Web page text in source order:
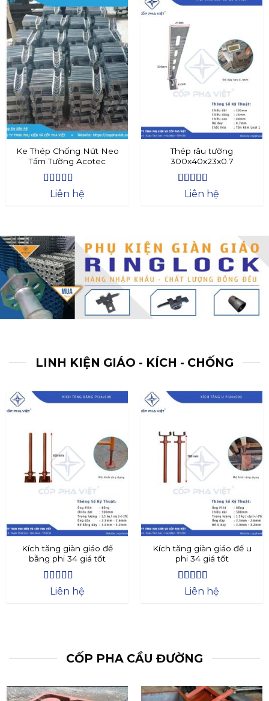
Ke Thép Chống Nứt Neo
Tấm Tường Acotec
Được xếp
Liên hệ
Thép râu tường
300x40x23x0.7
Được xếp
Liên hệ
LINH KIỆN GIÁO - KÍCH - CHỐNG
Kích tăng giàn giáo đế
bằng phi 34 giá tốt
Được xếp
5
Liên hệ
Kích tăng giàn giáo đế u
phi 34 giá tốt
Được xếp
5
Liên hệ
CỐP PHA CẦU ĐƯỜNG